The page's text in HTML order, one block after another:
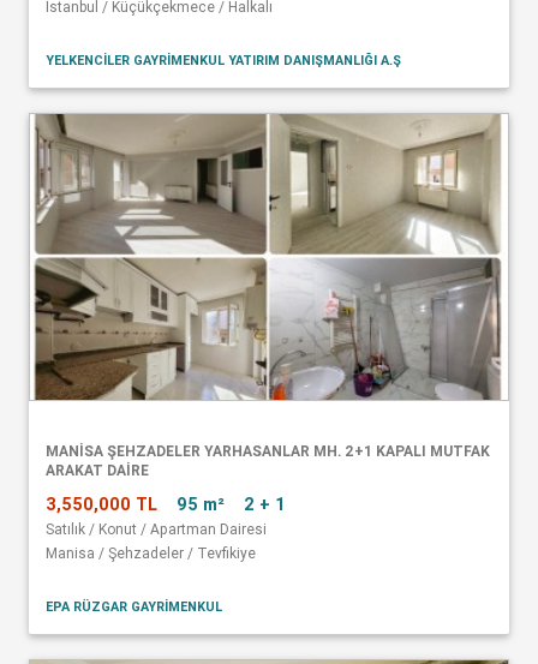
İstanbul / Küçükçekmece / Halkalı
YELKENCİLER GAYRİMENKUL YATIRIM DANIŞMANLIĞI A.Ş
MANISA ŞEHZADELER YARHASANLAR MH. 2+1 KAPALI MUTFAK
ARAKAT DAIRE
3,550,000 TL 95 m² 2 + 1
Satılık / Konut / Apartman Dairesi
Manisa / Şehzadeler / Tevfikiye
EPA RÜZGAR GAYRİMENKUL